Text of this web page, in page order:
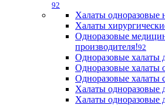
92
Халаты одноразовые
Халаты
Одноразовые
производителя!92
Одноразовые халаты
Одноразовые халаты
Одноразовые халаты
Халаты одноразовые
Халаты одноразовые